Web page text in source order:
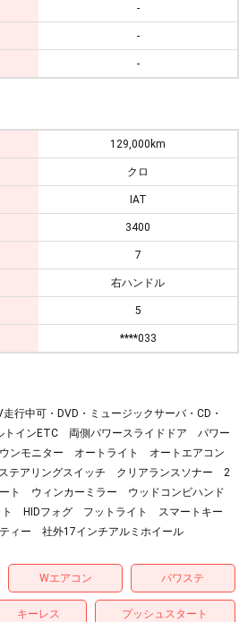
-
-
-
129,000km
クロ
IAT
3400
7
右ハンドル
5
****033
行中可・DVD・ミュージックサーバ・CD・
インETC 両側パワースライドドア パワー
ンモニター オートライト オートエアコン
テアリングスイッチ クリアランスソナー 2
ト ウィンカーミラー ウッドコンビハンド
ト HIDフォグ フットライト スマートキー
ィー 社外17インチアルミホイール
Wエアコン パワステ
キーレス プッシュスタート